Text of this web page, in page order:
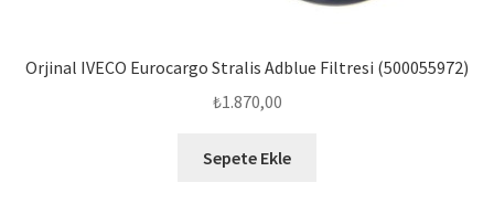
Orjinal IVECO Eurocargo Stralis Adblue Filtresi (500055972)
₺1.870,00
Sepete Ekle